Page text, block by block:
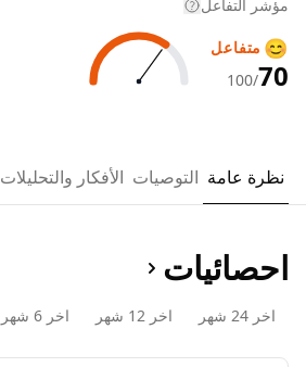
مؤشر التفاعل
😊 متفاعل
70
/100
نظرة عامة التوصيات الأفكار والتحليلات
احصائيات
اخر 24 شهر اخر 12 شهر اخر 6 شهر